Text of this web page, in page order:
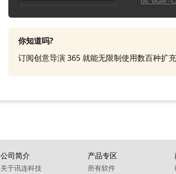
09. BGM -
你知道吗?
订阅创意导演 365 就能无限制使用数百种扩
公司简介
关于讯连科技
产品专区
所有软件